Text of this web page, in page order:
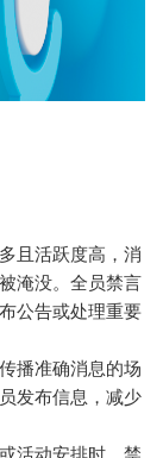
且活跃度高，消
淹没。全员禁言
公告或处理重要
播准确消息的场
发布信息，减少
活动安排时，禁